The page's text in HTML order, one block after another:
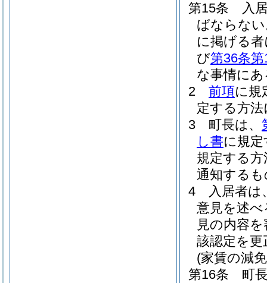
第15条
入
ばならな
に掲げる
び第36条第
な事情に
2
前項に規
定する方
3
町長は、
し書に規
規定する
通知する
4
入居者は
意見を述
見の内容
該認定を
(家賃の減
第16条
町